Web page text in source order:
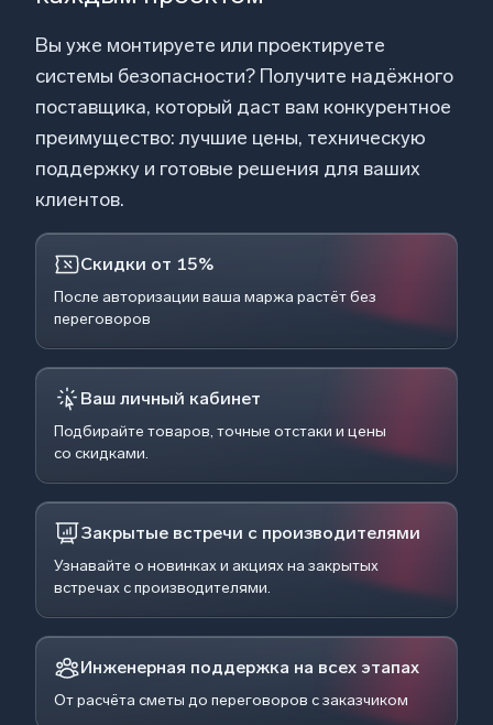
Вы уже монтируете или проектируете
системы безопасности? Получите надёжного
поставщика, который даст вам конкурентное
преимущество: лучшие цены, техническую
поддержку и готовые решения для ваших
клиентов.
Скидки от 15%
После авторизации ваша маржа растёт без
переговоров
Ваш личный кабинет
Подбирайте товаров, точные отстаки и цены
со скидками.
Закрытые встречи с производителями
Узнавайте о новинках и акциях на закрытых
встречах с производителями.
Инженерная поддержка на всех этапах
От расчёта сметы до переговоров с заказчиком